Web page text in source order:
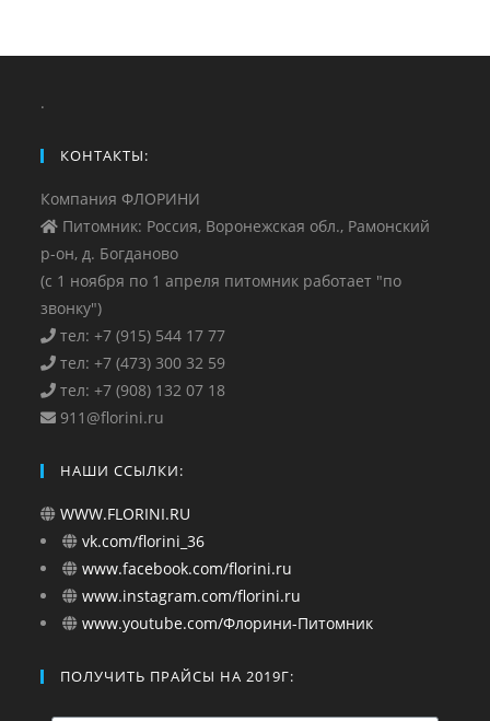
.
КОНТАКТЫ:
Компания ФЛОРИНИ
Питомник: Россия, Воронежская обл., Рамонский
р-он, д. Богданово
(с 1 ноября по 1 апреля питомник работает "по
звонку")
тел: +7 (915) 544 17 77
тел: +7 (473) 300 32 59
тел: +7 (908) 132 07 18
911@florini.ru
НАШИ ССЫЛКИ:
WWW.FLORINI.RU
vk.com/florini_36
www.facebook.com/florini.ru
www.instagram.com/florini.ru
www.youtube.com/Флорини-Питомник
ПОЛУЧИТЬ ПРАЙСЫ НА 2019Г: